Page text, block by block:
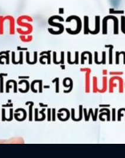
โหลดและใช้แอปพลิเคชัน
ติดตามและสอบสวนโรคได้
อช ทั้งแบบเติมเงินและราย
สียค่าบริการดาต้า ซึ่งจะช่วย
ทั้งนี้ ลูกค้าทรูมูฟ เอช จะได้
ยน ตั้งแต่วันนี้เป็นต้นไป ขณะ
าเคียงคู่คนไทย นำศักยภาพ
ยในกลุ่มทรู ร่วมสนับสนุน
ส่วน รวมทั้งเป็นกำลังใจให้
เฉพาะกับประชาชนชาวไทย
ช้แอปพลิเคชันหมอชนะฟรี